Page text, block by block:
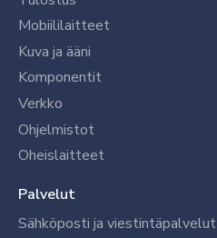
Mobiililaitteet
Kuva ja ääni
Komponentit
Verkko
Ohjelmistot
Oheislaitteet
Palvelut
Sähköposti ja viestintäpalvelut